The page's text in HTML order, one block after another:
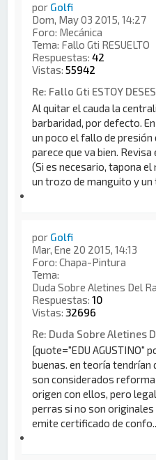
por Golfi
Dom, May 03 2015, 14:27
Foro: Mecánica
Tema: Fallo Gti RESUELTO
Respuestas:42
Vistas:55942
Re: Fallo Gti ESTOY
Al quitar el cauda la
barbaridad, por defecto.
un poco el fallo de
parece que va bien.
(Si es necesario, tapona
un trozo de manguito y un
por Golfi
Mar, Ene 20 2015, 14:13
Foro:Chapa-Pintura
Tema:
Duda Sobre Aletines Del
Respuestas:10
Vistas: 32696
Re: Duda Sobre Aletines
[quote="EDU AGUSTINO"
buenas. en teoría tendrían
son considerados
origen con ellos, pero
perras si no son
emite certificado de